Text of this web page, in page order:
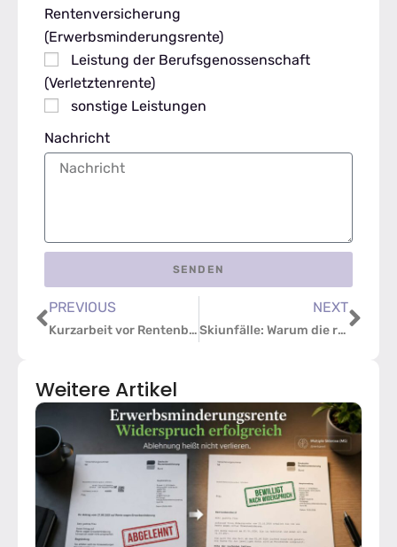
Rentenversicherung
(Erwerbsminderungsrente)
Leistung der Berufsgenossenschaft
(Verletztenrente)
sonstige Leistungen
Nachricht
SENDEN
PREVIOUS
Kurzarbeit vor Rentenbeginn: Was Sie wissen müssen
NEXT
Skiunfälle: Warum die richtige Versicherung im Winterurlaub unverzichtbar ist
Weitere Artikel